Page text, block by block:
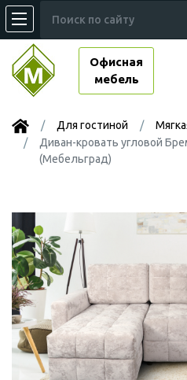
Офисная
мебель
Для гостиной
Диван-кровать угловой
(Мебельград)